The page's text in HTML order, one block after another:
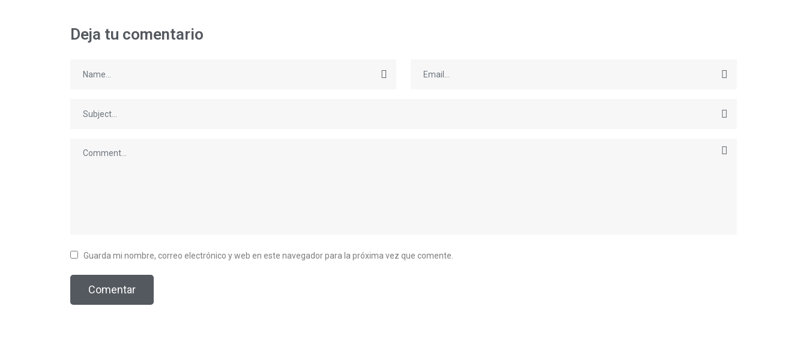
Deja tu comentario
Guarda mi nombre, correo electrónico y web en este navegador para la próxima vez que comente.